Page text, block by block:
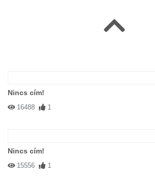
Nincs cím!
16488 1
Nincs cím!
15556 1